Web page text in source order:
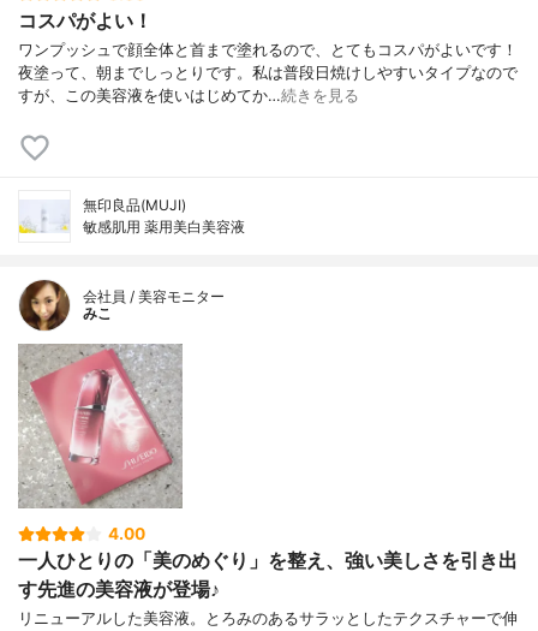
コスパがよい！
ワンプッシュで顔全体と首まで塗れるので、とてもコスパがよいです！
夜塗って、朝までしっとりです。私は普段日焼けしやすいタイプなので
すが、この美容液を使いはじめてか…続きを見る
無印良品(MUJI)
敏感肌用 薬用美白美容液
会社員 / 美容モニター
みこ
4.00
一人ひとりの「美のめぐり」を整え、強い美しさを引き出
す先進の美容液が登場♪
リニューアルした美容液。とろみのあるサラッとしたテクスチャーで伸